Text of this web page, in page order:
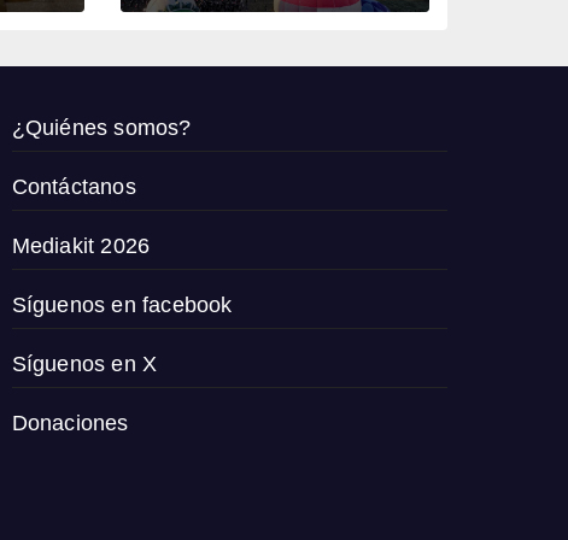
países
¿Quiénes somos?
Contáctanos
Mediakit 2026
Síguenos en facebook
Síguenos en X
Donaciones